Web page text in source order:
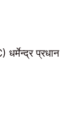
प्रधान